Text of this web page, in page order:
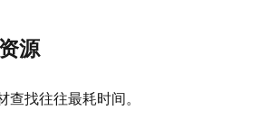
源
查找往往最耗时间。